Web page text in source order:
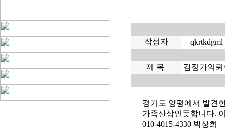
작성자 qkrtkdgml
제 목 감정가의
경기도 양평에서 발견
가족산삼인듯합니다.
010-4015-4330 박상희